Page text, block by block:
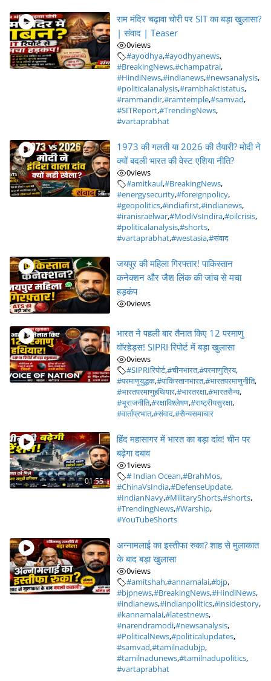
राम मंदिर चढ़ावा चोरी पर SIT का बड़ा खुलासा?
| संवाद | Teaser
0views
#ayodhya,#ayodhyanews,
#BreakingNews,#champatrai,
#HindiNews,#indianews,#newsanalysis,
#politicalanalysis,#rambhaktistatus,
#rammandir,#ramtemple,#samvad,
#SITReport,#TrendingNews,
#vartaprabhat
1973 की गलती या 2026 की तैयारी? मोदी ने
क्यों बदली भारत की वेस्ट एशिया नीति?
0views
#amitkaul,#BreakingNews,
#energysecurity,#foreignpolicy,
#geopolitics,#indiafirst,#indianews,
#iranisraelwar,#ModiVsIndira,#oilcrisis,
#politicalanalysis,#shorts,
#vartaprabhat,#westasia,#संवाद
जयपुर की महिला गिरफ्तार! पाकिस्तान
कनेक्शन और जैश लिंक की जांच से मचा
हड़कंप
0views
भारत ने पहली बार तैनात किए 12 परमाणु
वॉरहेड्स! SIPRI रिपोर्ट में बड़ा खुलासा
0views
#SIPRIरिपोर्ट,#चीनभारत,#परमाणुत्रिय,
#परमाणुयुद्धक,#पाकिस्तानभारत,#भारतपरमाणुनीति,
#भारतपरमाणुहथियार,#भारतरक्षा,#भारतसैन्य,
#भूराजनीति,#रक्षाविश्लेषण,#राष्ट्रीयसुरक्षा,
#वार्ताप्रभात,#संवाद,#सैन्यसमाचार
01:55
हिंद महासागर में भारत का बड़ा दांव! चीन पर
बढ़ेगा दबाव
1views
# Indian Ocean,#BrahMos,
#ChinaVsIndia,#DefenseUpdate,
#IndianNavy,#MilitaryShorts,#shorts,
#TrendingNews,#Warship,
#YouTubeShorts
अन्नामलाई का इस्तीफा रुका? शाह से मुलाकात
के बाद बड़ा खुलासा
0views
#amitshah,#annamalai,#bjp,
#bjpnews,#BreakingNews,#HindiNews,
#indianews,#indianpolitics,#insidestory,
#kannamalai,#latestnews,
#narendramodi,#newsanalysis,
#PoliticalNews,#politicalupdates,
#samvad,#tamilnadubjp,
#tamilnadunews,#tamilnadupolitics,
#vartaprabhat